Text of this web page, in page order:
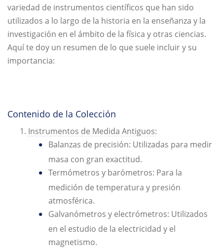
variedad de instrumentos científicos que han sido
utilizados a lo largo de la historia en la enseñanza y la
investigación en el ámbito de la física y otras ciencias.
Aquí te doy un resumen de lo que suele incluir y su
importancia:
Contenido de la Colección
Instrumentos de Medida Antiguos:
Balanzas de precisión: Utilizadas para medir
masa con gran exactitud.
Termómetros y barómetros: Para la
medición de temperatura y presión
atmosférica.
Galvanómetros y electrómetros: Utilizados
en el estudio de la electricidad y el
magnetismo.